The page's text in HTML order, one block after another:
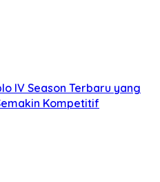
IV Season Terbaru yang
Kompetitif